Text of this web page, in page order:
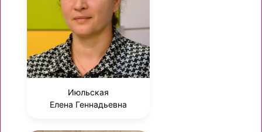
Июльская
Елена Геннадьевна